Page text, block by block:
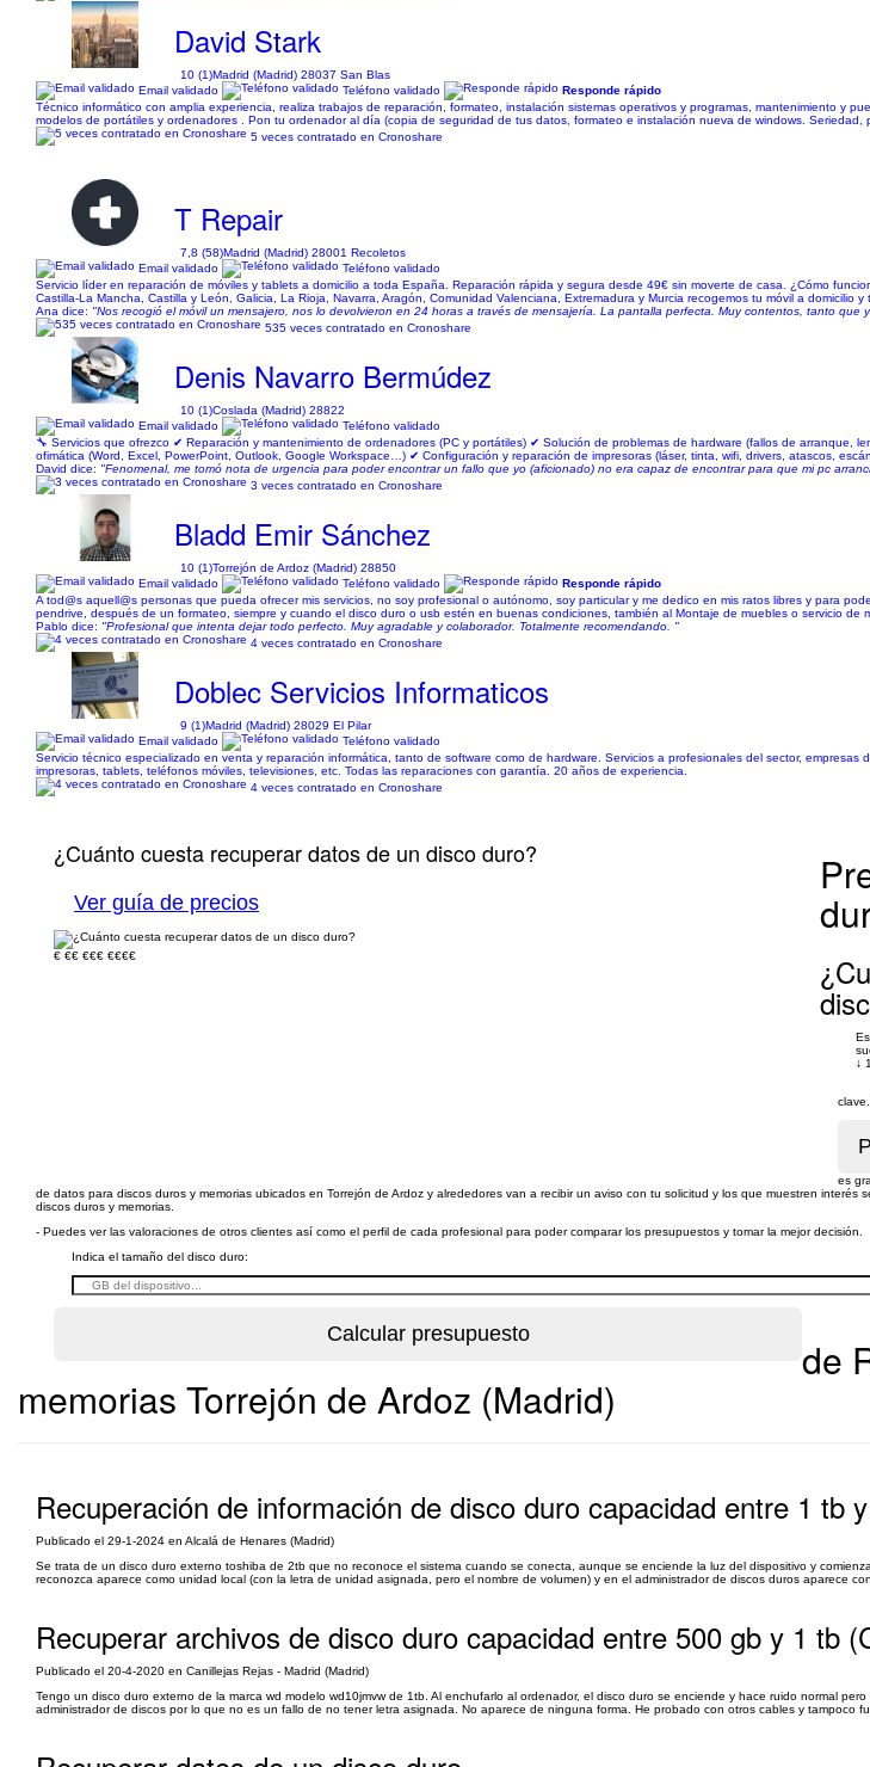
David Stark
10 (1)Madrid (Madrid) 28037 San Blas
Email validado
Teléfono validado
Responde rápido
Técnico informático con amplia experiencia, realiza trabajos de reparación, formateo, instalación sistemas operativos y programas, mantenimiento y
modelos de portátiles y ordenadores . Pon tu ordenador al día (copia de seguridad de tus datos, formateo e instalación nueva de windows. Seriedad,
5 veces contratado en Cronoshare
T Repair
7,8 (58)Madrid (Madrid) 28001 Recoletos
Email validado
Teléfono validado
Servicio líder en reparación de móviles y tablets a domicilio a toda España. Reparación rápida y segura desde 49€ sin moverte de casa. ¿Cómo
Castilla-La Mancha, Castilla y León, Galicia, La Rioja, Navarra, Aragón, Comunidad Valenciana, Extremadura y Murcia recogemos tu móvil a domicilio y
Ana dice: "Nos recogió el móvil un mensajero, nos lo devolvieron en 24 horas a través de mensajería. La pantalla perfecta. Muy contentos, tanto que
535 veces contratado en Cronoshare
Denis Navarro Bermúdez
10 (1)Coslada (Madrid) 28822
Email validado
Teléfono validado
🔧 Servicios que ofrezco ✔ Reparación y mantenimiento de ordenadores (PC y portátiles) ✔ Solución de problemas de hardware (fallos de arranque,
ofimática (Word, Excel, PowerPoint, Outlook, Google Workspace…) ✔ Configuración y reparación de impresoras (láser, tinta, wifi, drivers, atascos,
David dice: "Fenomenal, me tomó nota de urgencia para poder encontrar un fallo que yo (aficionado) no era capaz de encontrar para que mi pc
3 veces contratado en Cronoshare
Bladd Emir Sánchez
10 (1)Torrejón de Ardoz (Madrid) 28850
Email validado
Teléfono validado
Responde rápido
A tod@s aquell@s personas que pueda ofrecer mis servicios, no soy profesional o autónomo, soy particular y me dedico en mis ratos libres y para
pendrive, después de un formateo, siempre y cuando el disco duro o usb estén en buenas condiciones, también al Montaje de muebles o servicio de
Pablo dice: "Profesional que intenta dejar todo perfecto. Muy agradable y colaborador. Totalmente recomendando. "
4 veces contratado en Cronoshare
Doblec Servicios Informaticos
9 (1)Madrid (Madrid) 28029 El Pilar
Email validado
Teléfono validado
Servicio técnico especializado en venta y reparación informática, tanto de software como de hardware. Servicios a profesionales del sector,
impresoras, tablets, teléfonos móviles, televisiones, etc. Todas las reparaciones con garantía. 20 años de experiencia.
4 veces contratado en Cronoshare
¿Cuánto cuesta recuperar datos de un disco duro?
Ver guía de precios
€ €€ €€€ €€€€
↓
es
de datos para discos duros y memorias ubicados en Torrejón de Ardoz y alrededores van a recibir un aviso con tu solicitud y los que muestren
discos duros y memorias.
- Puedes ver las valoraciones de otros clientes así como el perfil de cada profesional para poder comparar los presupuestos y tomar la mejor decisión.
Indica el tamaño del disco duro:
de
memorias Torrejón de Ardoz (Madrid)
Recuperación de información de disco duro capacidad entre 1 tb
Publicado el 29-1-2024 en Alcalá de Henares (Madrid)
Se trata de un disco duro externo toshiba de 2tb que no reconoce el sistema cuando se conecta, aunque se enciende la luz del dispositivo y
reconozca aparece como unidad local (con la letra de unidad asignada, pero el nombre de volumen) y en el administrador de discos duros aparece
Recuperar archivos de disco duro capacidad entre 500 gb y 1 tb
Publicado el 20-4-2020 en Canillejas Rejas - Madrid (Madrid)
Tengo un disco duro externo de la marca wd modelo wd10jmvw de 1tb. Al enchufarlo al ordenador, el disco duro se enciende y hace ruido normal
administrador de discos por lo que no es un fallo de no tener letra asignada. No aparece de ninguna forma. He probado con otros cables y tampoco